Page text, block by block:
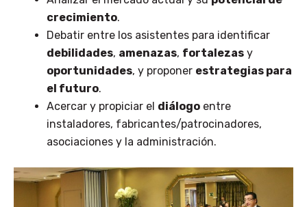
crecimiento.
Debatir entre los asistentes para identificar
debilidades, amenazas, fortalezas y
oportunidades, y proponer estrategias para
el futuro.
Acercar y propiciar el diálogo entre
instaladores, fabricantes/patrocinadores,
asociaciones y la administración.